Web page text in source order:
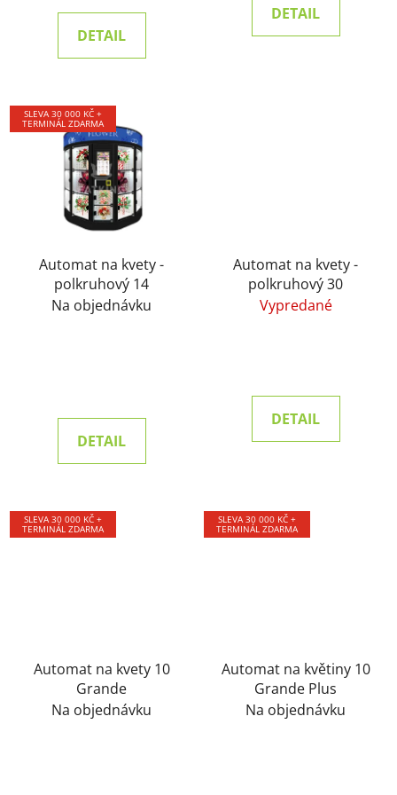
DETAIL
DETAIL
SLEVA 30 000 KČ +
TERMINÁL ZDARMA
Automat na kvety -
polkruhový 14
Na objednávku
DETAIL
Automat na kvety -
polkruhový 30
Vypredané
DETAIL
SLEVA 30 000 KČ +
TERMINÁL ZDARMA
Automat na kvety 10
Grande
Na objednávku
SLEVA 30 000 KČ +
TERMINÁL ZDARMA
Automat na květiny 10
Grande Plus
Na objednávku